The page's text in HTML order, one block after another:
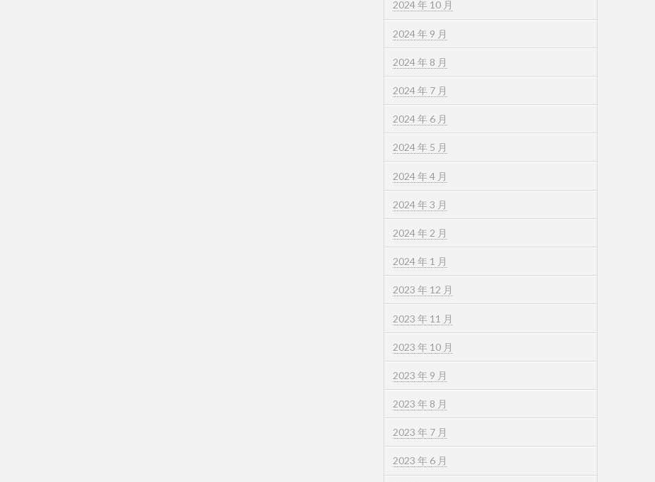
2024 年 10 月
2024 年 9 月
2024 年 8 月
2024 年 7 月
2024 年 6 月
2024 年 5 月
2024 年 4 月
2024 年 3 月
2024 年 2 月
2024 年 1 月
2023 年 12 月
2023 年 11 月
2023 年 10 月
2023 年 9 月
2023 年 8 月
2023 年 7 月
2023 年 6 月